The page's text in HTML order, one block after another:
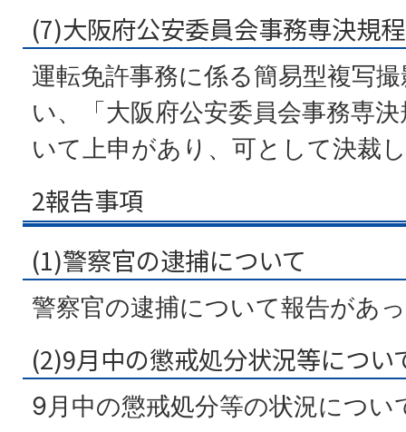
(7)大阪府公安委員会事務専決規
運転免許事務に係る簡易型複写
い、「大阪府公安委員会事務専
いて上申があり、可として決裁
2報告事項
(1)警察官の逮捕について
警察官の逮捕について報告があ
(2)9月中の懲戒処分状況等につい
9月中の懲戒処分等の状況につい